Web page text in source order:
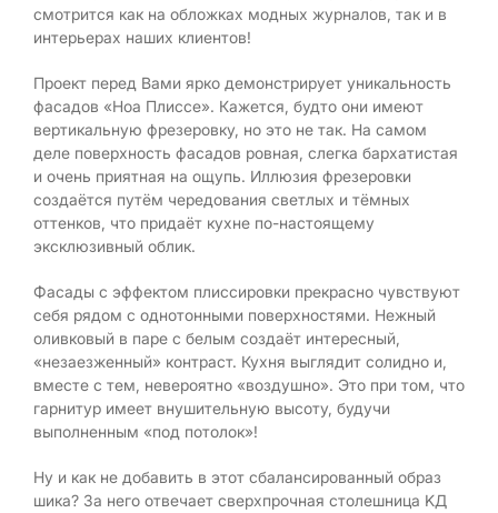
смотрится как на обложках модных журналов, так и в
интерьерах наших клиентов!
Проект перед Вами ярко демонстрирует уникальность
фасадов «Ноа Плиссе». Кажется, будто они имеют
вертикальную фрезеровку, но это не так. На самом
деле поверхность фасадов ровная, слегка бархатистая
и очень приятная на ощупь. Иллюзия фрезеровки
создаётся путём чередования светлых и тёмных
оттенков, что придаёт кухне по-настоящему
эксклюзивный облик.
Фасады с эффектом плиссировки прекрасно чувствуют
себя рядом с однотонными поверхностями. Нежный
оливковый в паре с белым создаёт интересный,
«незаезженный» контраст. Кухня выглядит солидно и,
вместе с тем, невероятно «воздушно». Это при том, что
гарнитур имеет внушительную высоту, будучи
выполненным «под потолок»!
Ну и как не добавить в этот сбалансированный образ
шика? За него отвечает сверхпрочная столешница KД